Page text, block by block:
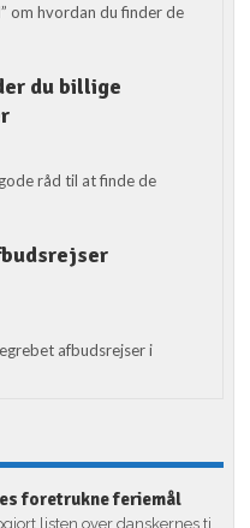
om hvordan du finder de
du billige
råd til at finde de
afbudsrejser i
foretrukne feriemål
listen over danskernes ti